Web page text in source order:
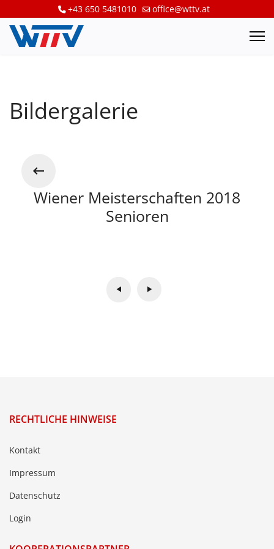
+43 650 5481010 office@wttv.at
Bildergalerie
Wiener Meisterschaften 2018
Senioren
RECHTLICHE HINWEISE
Kontakt
Impressum
Datenschutz
Login